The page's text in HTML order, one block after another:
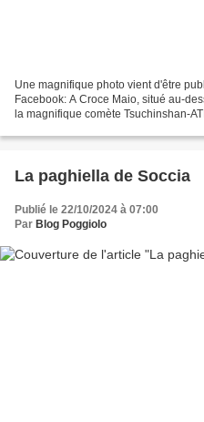
Une magnifique photo vient d'être
Facebook: A Croce Maio, situé au-
la magnifique comète Tsuchinshan-
La paghiella de Soccia
Publié le 22/10/2024 à 07:00
Par Blog Poggiolo